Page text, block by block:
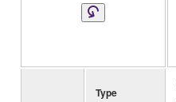
Type